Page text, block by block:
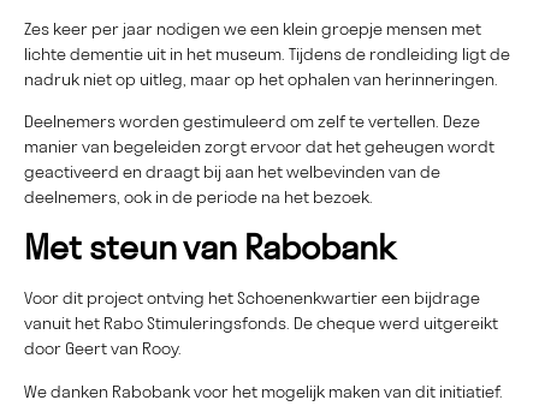
Zes keer per jaar nodigen we een klein groepje mensen met
lichte dementie uit in het museum. Tijdens de rondleiding ligt de
nadruk niet op uitleg, maar op het ophalen van herinneringen.
Deelnemers worden gestimuleerd om zelf te vertellen. Deze
manier van begeleiden zorgt ervoor dat het geheugen wordt
geactiveerd en draagt bij aan het welbevinden van de
deelnemers, ook in de periode na het bezoek.
Met steun van Rabobank
Voor dit project ontving het Schoenenkwartier een bijdrage
vanuit het Rabo Stimuleringsfonds. De cheque werd uitgereikt
door Geert van Rooy.
We danken Rabobank voor het mogelijk maken van dit initiatief.